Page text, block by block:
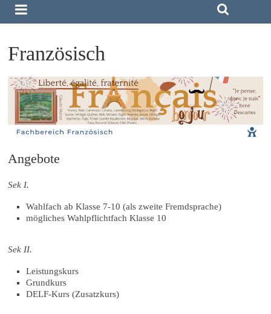
Französisch
Angebote
Sek I.
Wahlfach ab Klasse 7-10 (als zweite Fremdsprache)
mögliches Wahlpflichtfach Klasse 10
Sek II.
Leistungskurs
Grundkurs
DELF-Kurs (Zusatzkurs)